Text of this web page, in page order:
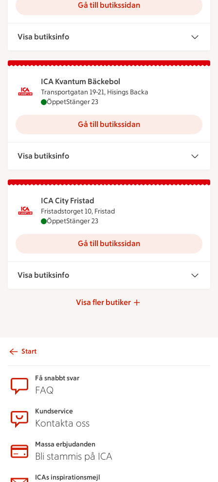
Gå till butikssidan
Visa butiksinfo
ICA Kvantum Bäckebol
Transportgatan 19-21, Hisings Backa
ICA Kvantum Bäckebol är öppen nu, stänger
ÖppetStänger 23
Gå till butikssidan
Visa butiksinfo
ICA City Fristad
Fristadstorget 10, Fristad
ICA City Fristad är öppen nu, stänger klockan 23
ÖppetStänger 23
Gå till butikssidan
Visa butiksinfo
Visa fler butiker
Start
Få snabbt svar
FAQ
Kundservice
Kontakta oss
Massa erbjudanden
Bli stammis på ICA
ICAs inspirationsmejl